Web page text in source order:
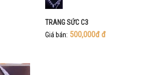
TRANG SỨC C3
Giá bán: 500,000đđ